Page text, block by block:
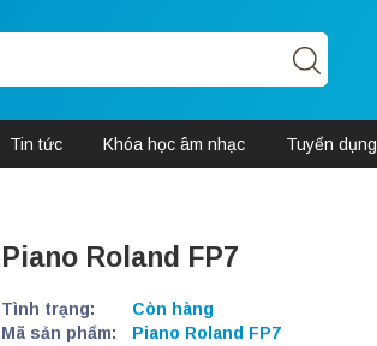
Tin tức Khóa học âm nhạc Tuyển dụng
Piano Roland FP7
Tình trạng:
Còn hàng
Mã sản phẩm:
Piano Roland FP7